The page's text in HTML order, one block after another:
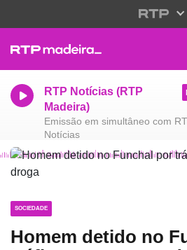
RTP Notícias (RTP
Madeira)
Emissão em simultâneo com
Notícias
SOCIEDADE
Homem detido no